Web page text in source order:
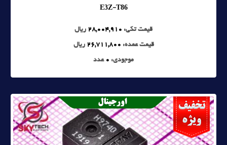
E3Z-T86
قیمت تکی: 28,004,910 ریال
قیمت عمده: 26,711,800 ریال
موجودی: 0 عدد